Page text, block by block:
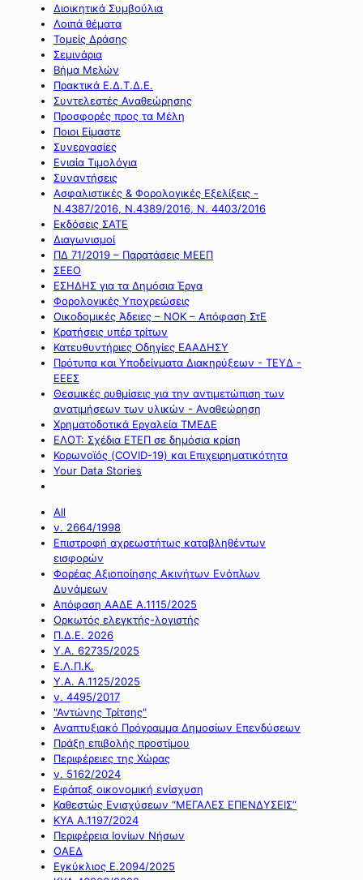
Διοικητικά Συμβούλια
Λοιπά θέματα
Τομείς Δράσης
Σεμινάρια
Βήμα Μελών
Πρακτικά Ε.Δ.Τ.Δ.Ε.
Συντελεστές Αναθεώρησης
Προσφορές προς τα Μέλη
Ποιοι Είμαστε
Συνεργασίες
Ενιαία Τιμολόγια
Συναντήσεις
Ασφαλιστικές & Φορολογικές Εξελίξεις -
Ν.4387/2016, Ν.4389/2016, Ν. 4403/2016
Εκδόσεις ΣΑΤΕ
Διαγωνισμοί
ΠΔ 71/2019 – Παρατάσεις ΜΕΕΠ
ΣΕΕΟ
ΕΣΗΔΗΣ για τα Δημόσια Έργα
Φορολογικές Υποχρεώσεις
Οικοδομικές Άδειες – ΝΟΚ – Απόφαση ΣτΕ
Κρατήσεις υπέρ τρίτων
Κατευθυντήριες Οδηγίες ΕΑΑΔΗΣΥ
Πρότυπα και Υποδείγματα Διακηρύξεων - ΤΕΥΔ -
ΕΕΕΣ
Θεσμικές ρυθμίσεις για την αντιμετώπιση των
ανατιμήσεων των υλικών - Αναθεώρηση
Χρηματοδοτικά Εργαλεία ΤΜΕΔΕ
ΕΛΟΤ: Σχέδια ΕΤΕΠ σε δημόσια κρίση
Κορωνοϊός (COVID-19) και Επιχειρηματικότητα
Your Data Stories
All
ν. 2664/1998
Επιστροφή αχρεωστήτως καταβληθέντων
εισφορών
Φορέας Αξιοποίησης Ακινήτων Ενόπλων
Δυνάμεων
Απόφαση ΑΑΔΕ Α.1115/2025
Ορκωτός ελεγκτής-λογιστής
Π.Δ.Ε. 2026
Υ.Α. 62735/2025
Ε.Λ.Π.Κ.
Υ.Α. Α.1125/2025
ν. 4495/2017
"Αντώνης Τρίτσης"
Αναπτυξιακό Πρόγραμμα Δημοσίων Επενδύσεων
Πράξη επιβολής προστίμου
Περιφέρειες της Χώρας
ν. 5162/2024
Εφάπαξ οικονομική ενίσχυση
Καθεστώς Ενισχύσεων “ΜΕΓΑΛΕΣ ΕΠΕΝΔΥΣΕΙΣ”
ΚΥΑ Α.1197/2024
Περιφέρεια Ιονίων Νήσων
ΟΑΕΔ
Εγκύκλιος Ε.2094/2025